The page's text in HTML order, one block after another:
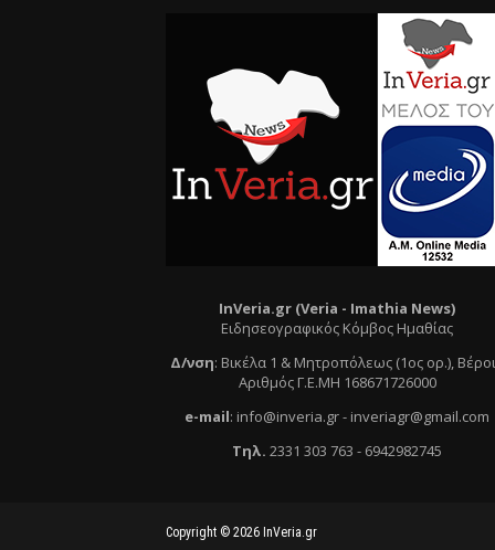
InVeria.gr (Veria - Ιmathia News)
Ειδησεογραφικός Κόμβος Ημαθίας
Δ/νση: Βικέλα 1 & Μητροπόλεως (1ος ορ.),
Αριθμός Γ.Ε.ΜΗ 168671726000
e-mail: info@inveria.gr- inveriagr@gmail.com
Τηλ. 2331 303 763 - 6942982745
Copyright © 2026 InVeria.gr